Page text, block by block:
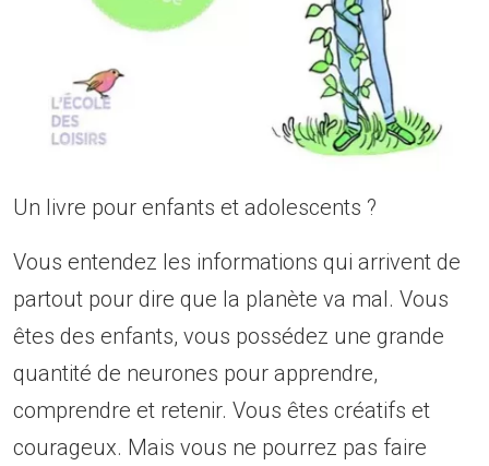
Un livre pour enfants et adolescents ?
Vous entendez les informations qui arrivent de
partout pour dire que la planète va mal. Vous
êtes des enfants, vous possédez une grande
quantité de neurones pour apprendre,
comprendre et retenir. Vous êtes créatifs et
courageux. Mais vous ne pourrez pas faire